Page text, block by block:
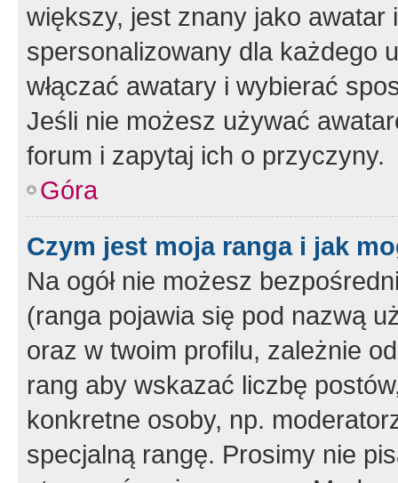
większy, jest znany jako
spersonalizowany dla każdego
włączać awatary i wybierać
Jeśli nie możesz używać
forum i zapytaj ich o przyczyny.
Góra
Czym jest moja ranga i jak
Na ogół nie możesz
(ranga pojawia się pod nazwą
oraz w twoim profilu, zależnie
rang aby wskazać liczbę
konkretne osoby, np.
specjalną rangę. Prosimy nie